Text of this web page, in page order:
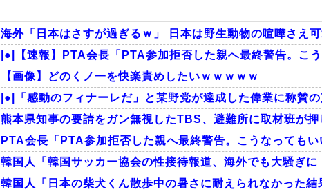
海外「日本はさすが過ぎるｗ」 日本は野生動物の喧嘩さえ
|●|【速報】PTA会長「PTA参加拒否した親へ最終警告。こ
【画像】どのくノ一を快楽責めしたいｗｗｗｗｗ
|●|「感動のフィナーレだ」と某野党が達成した偉業に称賛
熊本県知事の要請をガン無視したTBS、避難所に取材班が
PTA会長「PTA参加拒否した親へ最終警告。こうなってもい
韓国人「韓国サッカー協会の性接待報道、海外でも大騒ぎ
韓国人「日本の柴犬くん散歩中の暑さに耐えられなかった結